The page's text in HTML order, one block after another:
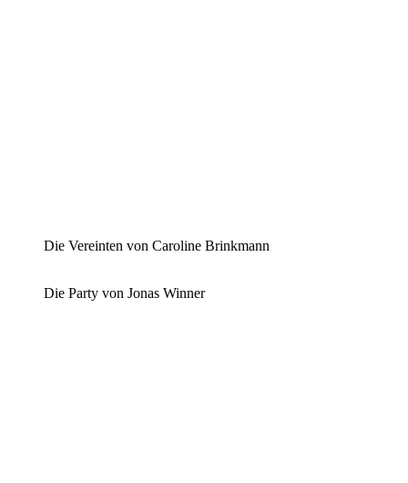
Die Vereinten von Caroline Brinkmann
Die Party von Jonas Winner